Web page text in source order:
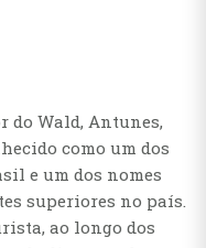
do Wald, Antunes,
como um dos
e um dos nomes
superiores no país.
ao longo dos